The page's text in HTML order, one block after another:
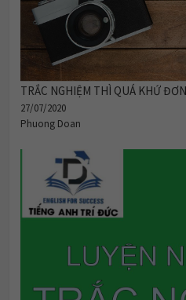
TRẮC NGHIỆM THÌ QUÁ KHỨ
27/07/2020
Phuong Doan